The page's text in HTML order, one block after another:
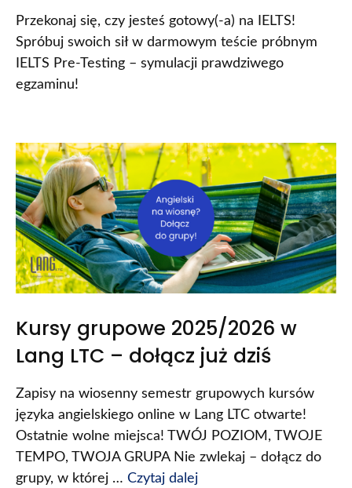
Przekonaj się, czy jesteś gotowy(-a) na IELTS!
Spróbuj swoich sił w darmowym teście próbnym
IELTS Pre-Testing – symulacji prawdziwego
egzaminu!
Kursy grupowe 2025/2026 w
Lang LTC – dołącz już dziś
Zapisy na wiosenny semestr grupowych kursów
języka angielskiego online w Lang LTC otwarte!
Ostatnie wolne miejsca! TWÓJ POZIOM, TWOJE
TEMPO, TWOJA GRUPA Nie zwlekaj – dołącz do
grupy, w której … Czytaj dalej